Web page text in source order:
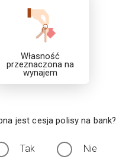
Własność
przeznaczona na
wynajem
jest cesja polisy na bank?
Tak Nie